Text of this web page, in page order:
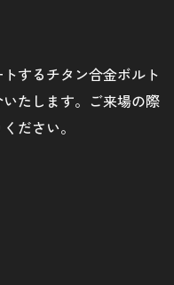
するチタン合金ボルト
たします。ご来場の際
ださい。